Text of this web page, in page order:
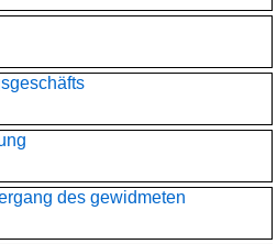
des gewidmeten